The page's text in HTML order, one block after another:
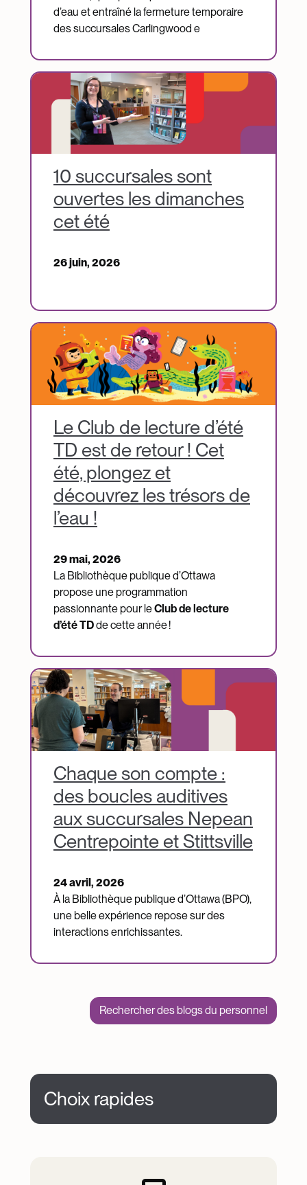
d’eau et entraîné la fermeture temporaire
des succursales Carlingwood e
Image
10 succursales sont
ouvertes les dimanches
cet été
26 juin, 2026
Image
Le Club de lecture d’été
TD est de retour ! Cet
été, plongez et
découvrez les trésors de
l’eau !
29 mai, 2026
La Bibliothèque publique d’Ottawa
propose une programmation
passionnante pour leClub de lecture
d’été TDde cette année !
Image
Chaque son compte :
des boucles auditives
aux succursales Nepean
Centrepointe et Stittsville
24 avril, 2026
À la Bibliothèque publique d’Ottawa (BPO),
une belle expérience repose sur des
interactions enrichissantes.
Rechercher des blogs du personnel
Choix rapides